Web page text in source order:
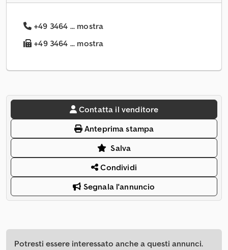
+49 3464 ... mostra
+49 3464 ... mostra
Contatta il venditore
Anteprima stampa
Salva
Condividi
Segnala l'annuncio
Potresti essere interessato anche a questi annunci.